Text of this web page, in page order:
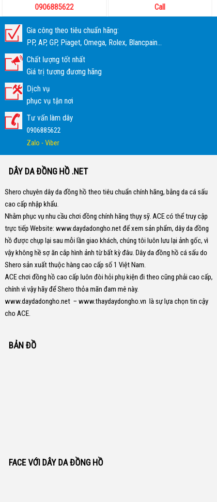
0906885622
Call
Gia công theo tiêu chuẩn hãng:
PP, AP, GP, Piaget, Omega, Rolex, Blancpain...
Chất lượng tốt nhất
Giá trị tương đương hãng
Dịch vụ
phục vụ tận nơi
Tư vấn làm dây
0906885622
Zalo - Viber
DÂY DA ĐỒNG HỒ .NET
Shero chuyên dây da đồng hồ theo tiêu chuẩn chính hãng, bằng da cá sấu
cao cấp nhập khẩu.
Nhằm phục vụ nhu cầu chơi đồng chính hãng thụy sỹ. ACE có thể truy cập
trực tiếp Website: www.daydadongho.netđể xem sản phẩm, dây da đồng
hồ được chụp lại sau mỗi lần giao khách, chúng tôi luôn lưu lại ảnh gốc, vì
vậy không hề sợ ăn cắp hình ảnh từ bất kỳ đâu. Dây da đồng hồ cá sấu do
Shero sản xuất thuộc hàng cao cấp số 1 Việt Nam.
ACE chơi đồng hồ cao cấp luôn đòi hỏi phụ kiện đi theo cũng phải cao cấp,
chính vì vậy hãy để Shero thỏa mãn đam mê này.
www.daydadongho.net – www.thaydaydongho.vn là sự lựa chọn tin cậy
cho ACE.
BẢN ĐỒ
FACE VỚI DÂY DA ĐỒNG HỒ